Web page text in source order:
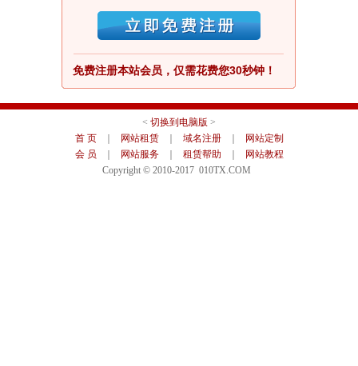
免费注册本站会员，仅需花费您30秒钟！
< 切换到电脑版 >
首 页｜ 网站租赁｜ 域名注册｜
网站定制
会 员
网站服务｜ 租赁帮助
网站教程
Copyright © 2010-2017 010TX.COM